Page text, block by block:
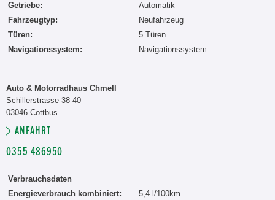
Getriebe:
Automatik
Fahrzeugtyp:
Neufahrzeug
Türen:
5 Türen
Navigationssystem:
Navigationssystem
Auto & Motorradhaus Chmell
Schillerstrasse 38-40
03046 Cottbus
ANFAHRT
0355 486950
Verbrauchsdaten
Energieverbrauch kombiniert:
5,4 l/100km